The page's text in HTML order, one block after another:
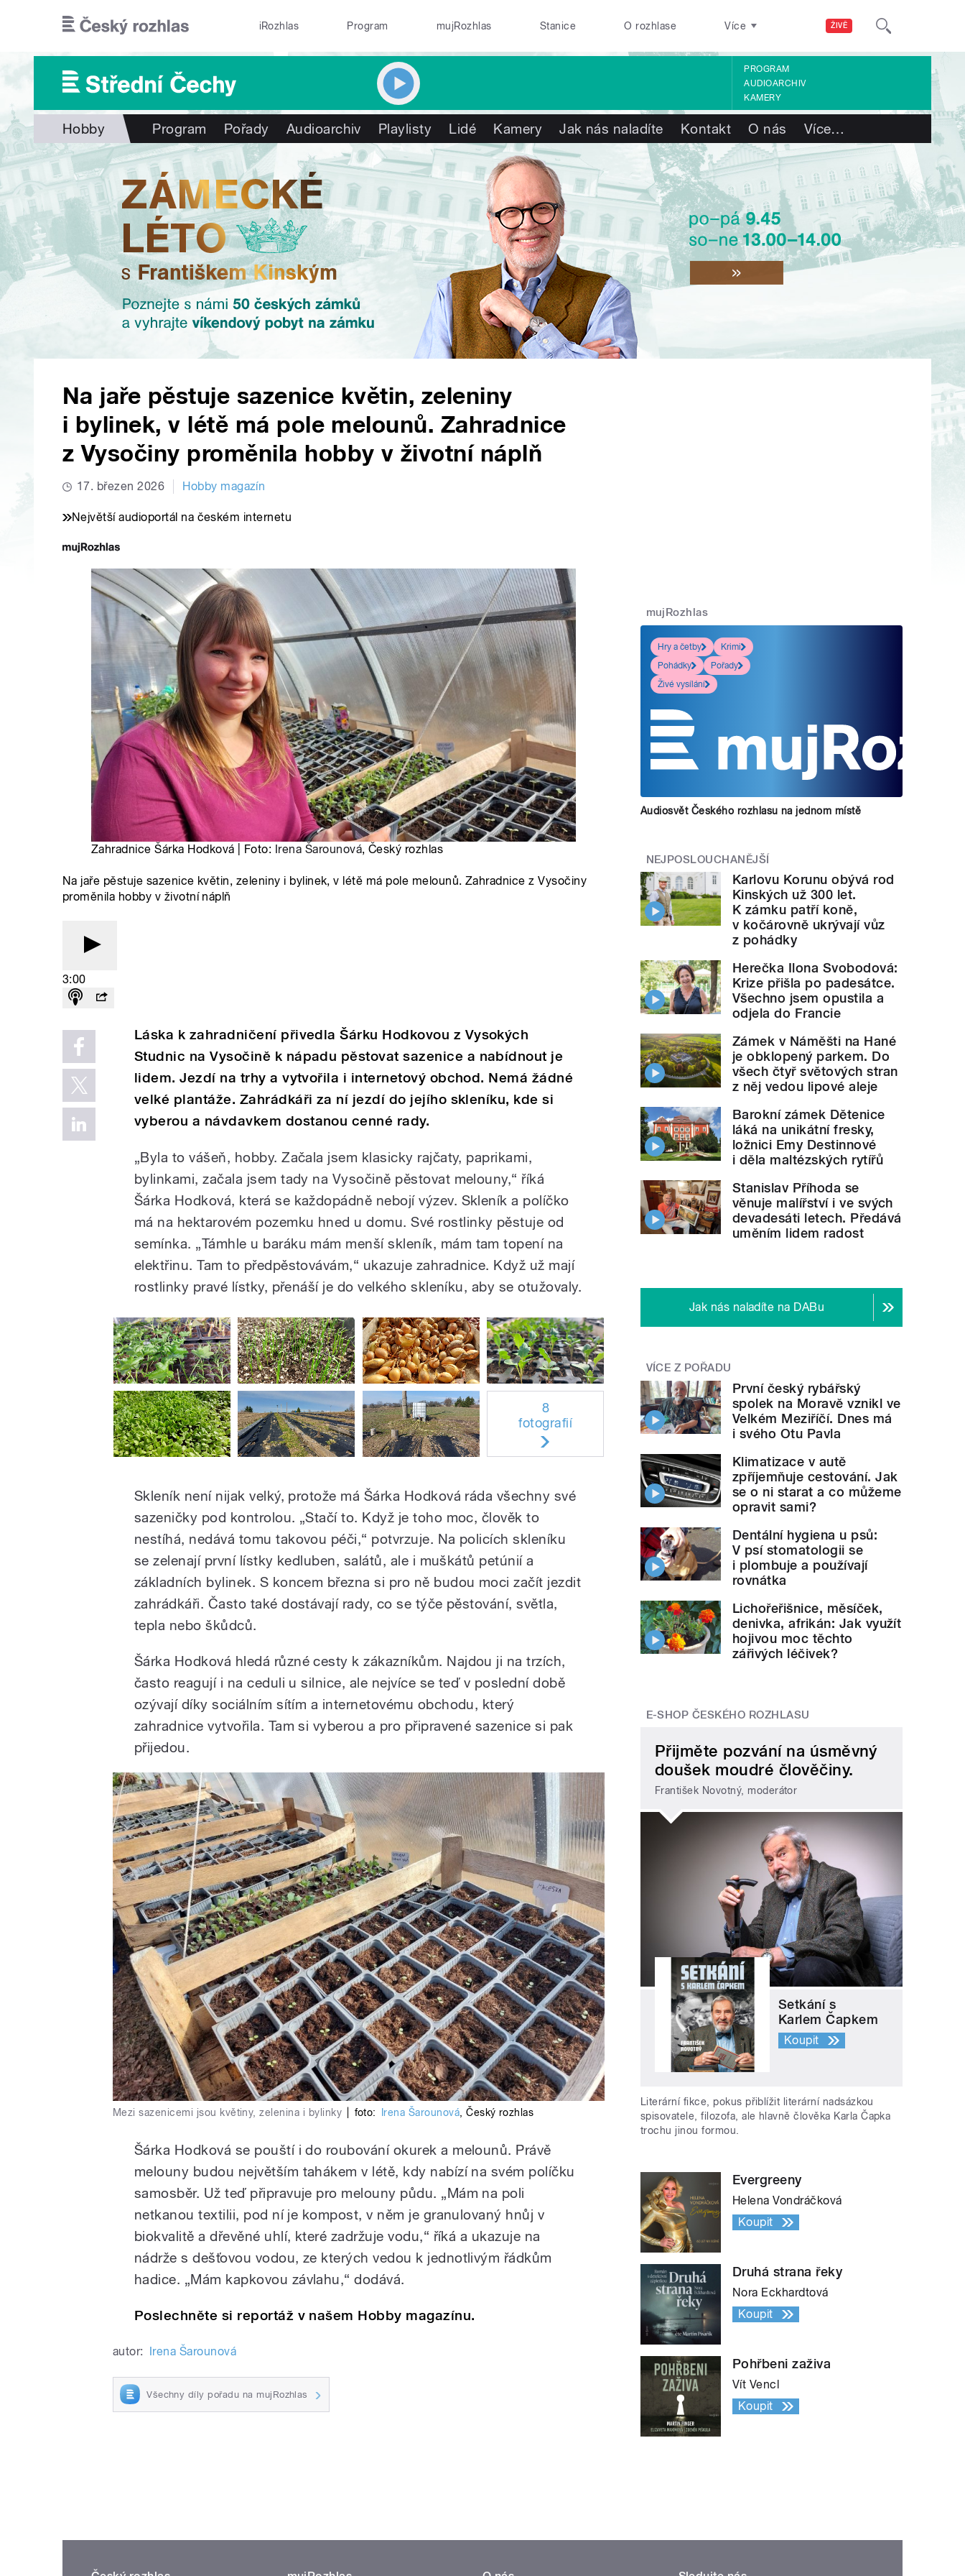
ŽIVĚ
iRozhlas Program mujRozhlas Stanice O rozhlase Více
PROGRAM
AUDIOARCHIV
KAMERY
Hobby Program Pořady Audioarchiv Playlisty Lidé Kamery Jak nás naladíte Kontakt O nás Více…
Na jaře pěstuje sazenice květin, zeleniny
i bylinek, v létě má pole melounů. Zahradnice
z Vysočiny proměnila hobby v životní náplň
17. březen 2026 Hobby magazín
Největší audioportál na českém internetu
Zahradnice Šárka Hodková | Foto: Irena Šarounová, Český rozhlas
Na jaře pěstuje sazenice květin, zeleniny i bylinek, v létě má pole melounů. Zahradnice z Vysočiny
proměnila hobby v životní náplň
3:00
Láska k zahradničení přivedla Šárku Hodkovou z Vysokých
Studnic na Vysočině k nápadu pěstovat sazenice a nabídnout je
lidem. Jezdí na trhy a vytvořila i internetový obchod. Nemá žádné
velké plantáže. Zahrádkáři za ní jezdí do jejího skleníku, kde si
vyberou a návdavkem dostanou cenné rady.
„Byla to vášeň, hobby. Začala jsem klasicky rajčaty, paprikami,
bylinkami, začala jsem tady na Vysočině pěstovat melouny,“ říká
Šárka Hodková, která se každopádně nebojí výzev. Skleník a políčko
má na hektarovém pozemku hned u domu. Své rostlinky pěstuje od
semínka. „Támhle u baráku mám menší skleník, mám tam topení na
elektřinu. Tam to předpěstovávám,“ ukazuje zahradnice. Když už mají
rostlinky pravé lístky, přenáší je do velkého skleníku, aby se otužovaly.
8
fotografií
Skleník není nijak velký, protože má Šárka Hodková ráda všechny své
sazeničky pod kontrolou. „Stačí to. Když je toho moc, člověk to
nestíhá, nedává tomu takovou péči,“ potvrzuje. Na policích skleníku
se zelenají první lístky kedluben, salátů, ale i muškátů petúnií a
základních bylinek. S koncem března si pro ně budou moci začít jezdit
zahrádkáři. Často také dostávají rady, co se týče pěstování, světla,
tepla nebo škůdců.
Šárka Hodková hledá různé cesty k zákazníkům. Najdou ji na trzích,
často reagují i na ceduli u silnice, ale nejvíce se teď v poslední době
ozývají díky sociálním sítím a internetovému obchodu, který
zahradnice vytvořila. Tam si vyberou a pro připravené sazenice si pak
přijedou.
Mezi sazenicemi jsou květiny, zelenina i bylinky foto: Irena Šarounová,Český rozhlas
Šárka Hodková se pouští i do roubování okurek a melounů. Právě
melouny budou největším tahákem v létě, kdy nabízí na svém políčku
samosběr. Už teď připravuje pro melouny půdu. „Mám na poli
netkanou textilii, pod ní je kompost, v něm je granulovaný hnůj v
biokvalitě a dřevěné uhlí, které zadržuje vodu,“ říká a ukazuje na
nádrže s dešťovou vodou, ze kterých vedou k jednotlivým řádkům
hadice. „Mám kapkovou závlahu,“ dodává.
Poslechněte si reportáž v našem Hobby magazínu.
autor: Irena Šarounová
Všechny díly pořadu na mujRozhlas
mujRozhlas
Hry a četby
Krimi
Pohádky
Pořady
Živé vysílání
Audiosvět Českého rozhlasu na jednom místě
NEJPOSLOUCHANĚJŠÍ
Karlovu Korunu obývá rod
Kinských už 300 let.
K zámku patří koně,
v kočárovně ukrývají vůz
z pohádky
Herečka Ilona Svobodová:
Krize přišla po padesátce.
Všechno jsem opustila a
odjela do Francie
Zámek v Náměšti na Hané
je obklopený parkem. Do
všech čtyř světových stran
z něj vedou lipové aleje
Barokní zámek Dětenice
láká na unikátní fresky,
ložnici Emy Destinnové
i děla maltézských rytířů
Stanislav Příhoda se
věnuje malířství i ve svých
devadesáti letech. Předává
uměním lidem radost
Jak nás naladíte na DABu
VÍCE Z POŘADU
První český rybářský
spolek na Moravě vznikl ve
Velkém Meziříčí. Dnes má
i svého Otu Pavla
Klimatizace v autě
zpříjemňuje cestování. Jak
se o ni starat a co můžeme
opravit sami?
Dentální hygiena u psů:
V psí stomatologii se
i plombuje a používají
rovnátka
Lichořeřišnice, měsíček,
denivka, afrikán: Jak využít
hojivou moc těchto
zářivých léčivek?
E-SHOP ČESKÉHO ROZHLASU
Přijměte pozvání na úsměvný
doušek moudré člověčiny.
František Novotný, moderátor
Setkání s
Karlem Čapkem
Koupit
Literární fikce, pokus přiblížit literární nadsázkou
spisovatele, filozofa, ale hlavně člověka Karla Čapka
trochu jinou formou.
Evergreeny
Helena Vondráčková
Koupit
Druhá strana řeky
Nora Eckhardtová
Koupit
Pohřbeni zaživa
Vít Vencl
Koupit